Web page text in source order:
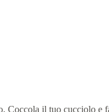
Coccola il tuo cucciolo e